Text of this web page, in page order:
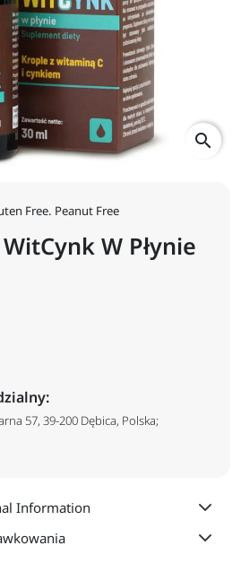
search
Free. Peanut Free
WitCynk W Płynie
57, 39-200 Dębica, Polska;
Information